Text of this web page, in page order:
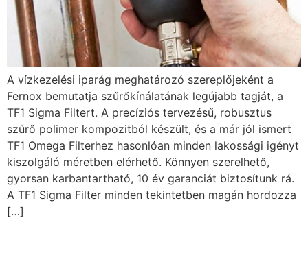
A vízkezelési iparág meghatározó szereplőjeként a
Fernox bemutatja szűrőkínálatának legújabb tagját, a
TF1 Sigma Filtert. A precíziós tervezésű, robusztus
szűrő polimer kompozitból készült, és a már jól ismert
TF1 Omega Filterhez hasonlóan minden lakossági igényt
kiszolgáló méretben elérhető. Könnyen szerelhető,
gyorsan karbantartható, 10 év garanciát biztosítunk rá.
A TF1 Sigma Filter minden tekintetben magán hordozza
[…]